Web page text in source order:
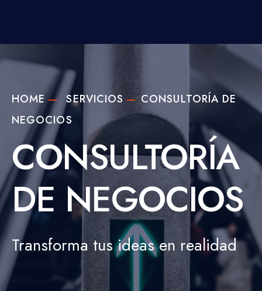
HOME SERVICIOS
CONSULTORÍA DE
NEGOCIOS
CONSULTORÍA
DE NEGOCIOS
Transforma tus ideas en realidad